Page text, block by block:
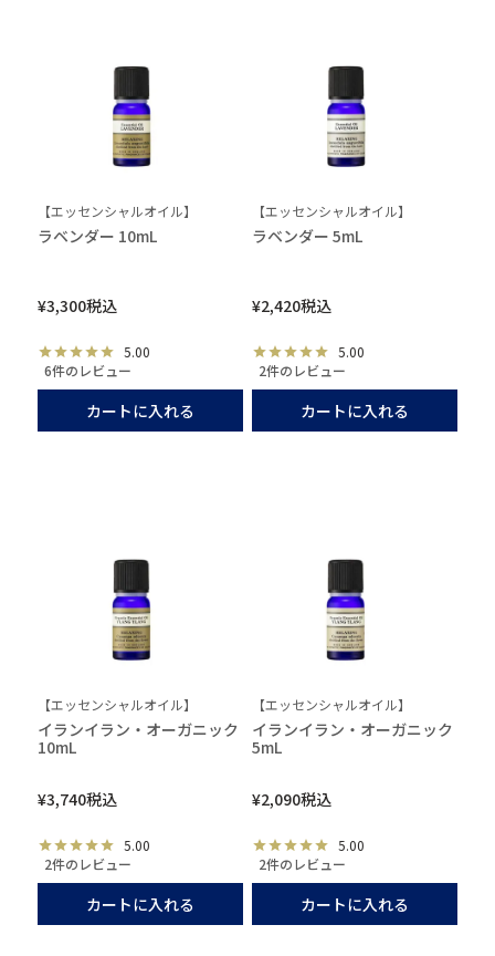
【エッセンシャルオイル】
ラベンダー 10mL
¥3,300税込
5.00
6件のレビュー
カートに入れる
【エッセンシャルオイル】
ラベンダー 5mL
¥2,420税込
5.00
2件のレビュー
カートに入れる
【エッセンシャルオイル】
イランイラン・オーガニック
10mL
¥3,740税込
5.00
2件のレビュー
カートに入れる
【エッセンシャルオイル】
イランイラン・オーガニック
5mL
¥2,090税込
5.00
2件のレビュー
カートに入れる